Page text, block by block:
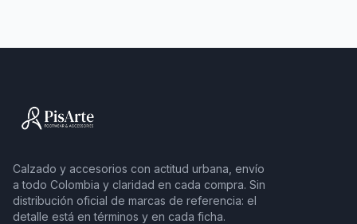
Calzado y accesorios con actitud urbana, envío
a todo Colombia y claridad en cada compra. Sin
distribución oficial de marcas de referencia: el
detalle está en términos y en cada ficha.